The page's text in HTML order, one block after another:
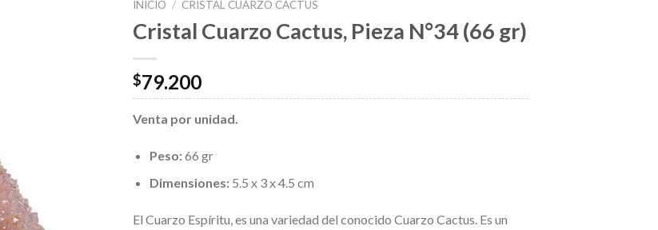
INICIO / CRISTAL CUARZO CACTUS
Cristal Cuarzo Cactus, Pieza N°34 (66 gr)
$79.200
Venta por unidad.
Peso:66 gr
Dimensiones: 5.5 x 3 x 4.5 cm
El Cuarzo Espíritu, es una variedad del conocido Cuarzo Cactus. Es un